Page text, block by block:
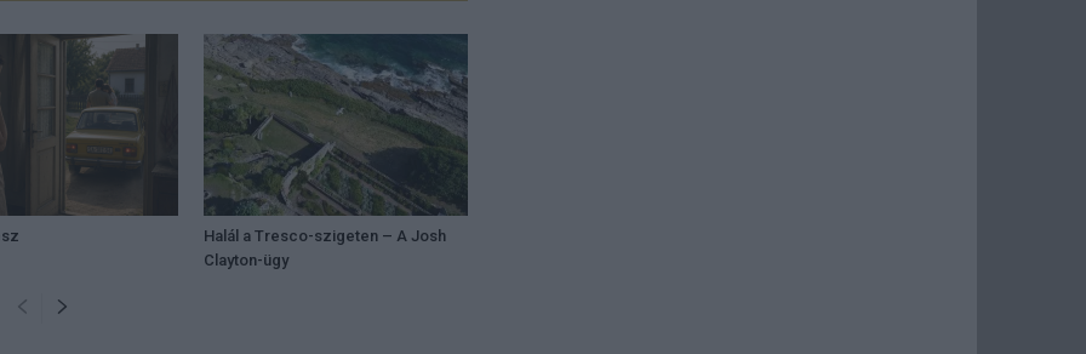
Halál a Tresco-szigeten – A Josh
Clayton-ügy